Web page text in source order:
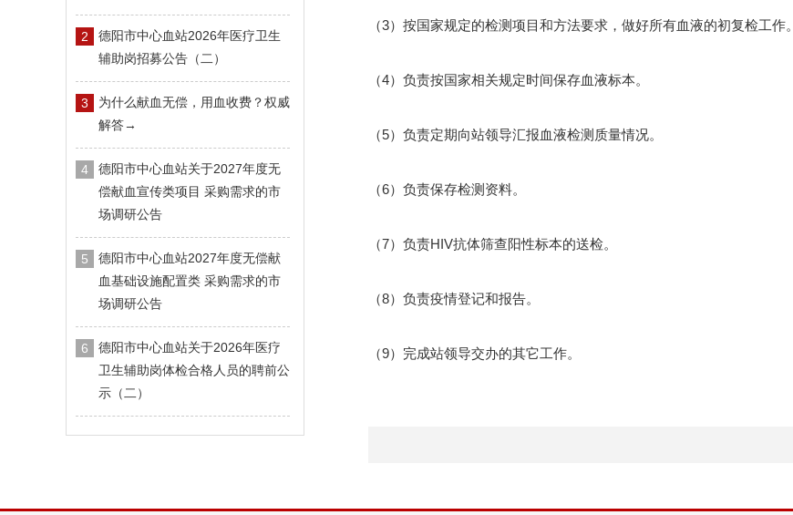
2
德阳市中心血站2026年医疗卫生
辅助岗招募公告（二）
3
为什么献血无偿，用血收费？权威
解答→
4
德阳市中心血站关于2027年度无
偿献血宣传类项目 采购需求的市
场调研公告
5
德阳市中心血站2027年度无偿献
血基础设施配置类 采购需求的市
场调研公告
6
德阳市中心血站关于2026年医疗
卫生辅助岗体检合格人员的聘前公
示（二）
（3）按国家规定的检测项目和方法要求，做好所有血液的初复检工作。
（4）负责按国家相关规定时间保存血液标本。
（5）负责定期向站领导汇报血液检测质量情况。
（6）负责保存检测资料。
（7）负责HIV抗体筛查阳性标本的送检。
（8）负责疫情登记和报告。
（9）完成站领导交办的其它工作。